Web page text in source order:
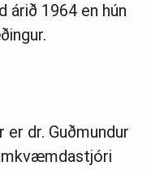
árið 1964 en hún
dr. Guðmundur